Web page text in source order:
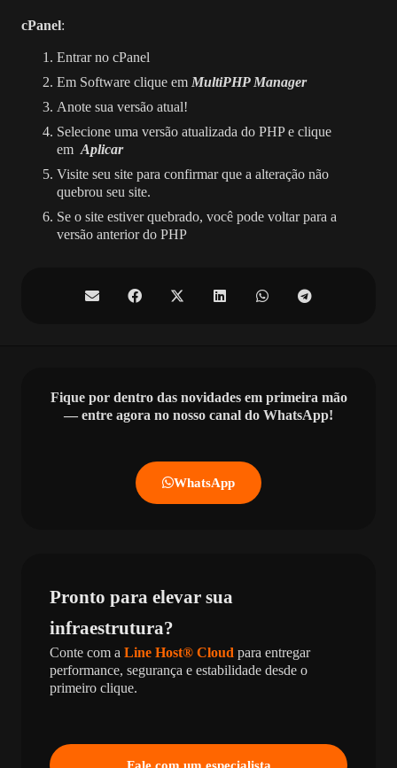
cPanel:
Entrar no cPanel
Em Software clique em MultiPHP Manager
Anote sua versão atual!
Selecione uma versão atualizada do PHP e clique
em Aplicar
Visite seu site para confirmar que a alteração não
quebrou seu site.
Se o site estiver quebrado, você pode voltar para a
versão anterior do PHP
Fique por dentro das novidades em primeira mão
— entre agora no nosso canal do WhatsApp!
WhatsApp
Pronto para elevar sua
infraestrutura?
Conte com a Line Host® Cloud para entregar
performance, segurança e estabilidade desde o
primeiro clique.
Fale com um especialista